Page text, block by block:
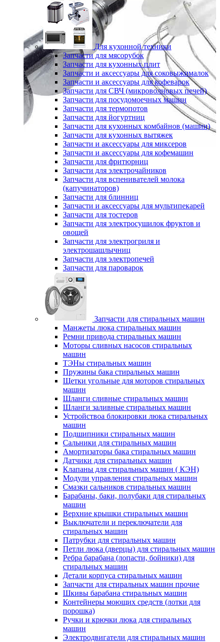
Для кухонной техники
Запчасти для мясорубок
Запчасти для кухонных плит
Запчасти и аксессуары для соковыжималок
Запчасти и аксессуары для кофеварок
Запчасти для СВЧ (микроволновых печей)
Запчасти для посудомоечных машин
Запчасти для термопотов
Запчасти для йогуртниц
Запчасти для кухонных комбайнов (машин)
Запчасти для кухонных вытяжек
Запчасти и аксессуары для миксеров
Запчасти и аксессуары для кофемашин
Запчасти для фритюрниц
Запчасти для электрочайников
Запчасти для вспенивателей молока
(капучинаторов)
Запчасти для блинниц
Запчасти и аксессуары для мультипекарей
Запчасти для тостеров
Запчасти для электросушилок фруктов и
овощей
Запчасти для электрогриля и
электрошашлычниц
Запчасти для электропечей
Запчасти для пароварок
Запчасти для стиральных машин
Манжеты люка стиральных машин
Ремни привода стиральных машин
Моторы сливных насосов стиральных
машин
ТЭНы стиральных машин
Пружины бака стиральных машин
Щетки угольные для моторов стиральных
машин
Шланги сливные стиральных машин
Шланги заливные стиральных машин
Устройствоа блокировки люка стиральных
машин
Подшипники стиральных машин
Сальники для стиральных машин
Амортизаторы бака стиральных машин
Датчики для стиральных машин
Клапаны для стиральных машин ( КЭН)
Модули управления стиральных машин
Смазки сальников стиральных машин
Барабаны, баки, полубаки для стиральных
машин
Верхние крышки стиральных машин
Выключатели и переключатели для
стиральных машин
Патрубки для стиральных машин
Петли люка (дверцы) для стиральных машин
Ребра барабана (лопасти, бойники) для
стиральных машин
Детали корпуса стиральных машин
Запчасти для стиральных машин прочие
Шкивы барабана стиральных машин
Контейнеры моющих средств (лотки для
порошка)
Ручки и крючки люка для стиральных
машин
Электродвигатели для стиральных машин